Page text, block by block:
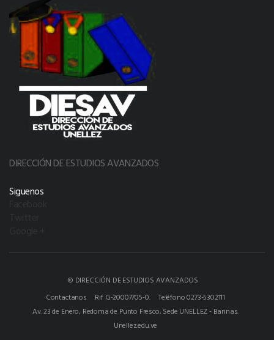
DIRECCIÓN DE ESTUDIOS AVANZADOS
Siguenos
© DIRECCIÓN DE ESTUDIOS AVANZADOS
Contactanos
Rif G-20007705-0.
Teléfono 0273-5302111
Av. 23 de Enero, Redoma de Punto Fresco, Sede UNELLEZ - Barinas.
Unellez.edu.ve